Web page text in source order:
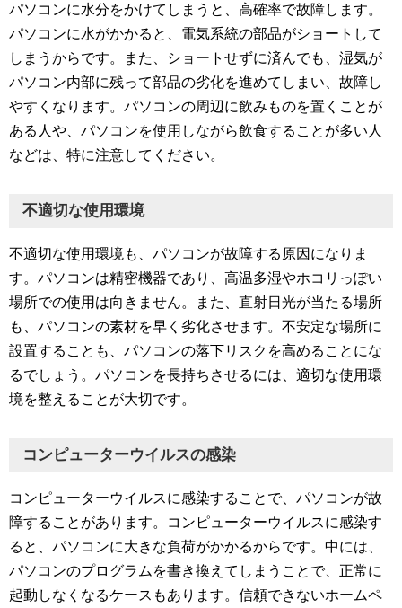
パソコンに水分をかけてしまうと、高確率で故障します。
パソコンに水がかかると、電気系統の部品がショートして
しまうからです。また、ショートせずに済んでも、湿気が
パソコン内部に残って部品の劣化を進めてしまい、故障し
やすくなります。パソコンの周辺に飲みものを置くことが
ある人や、パソコンを使用しながら飲食することが多い人
などは、特に注意してください。
不適切な使用環境
不適切な使用環境も、パソコンが故障する原因になりま
す。パソコンは精密機器であり、高温多湿やホコリっぽい
場所での使用は向きません。また、直射日光が当たる場所
も、パソコンの素材を早く劣化させます。不安定な場所に
設置することも、パソコンの落下リスクを高めることにな
るでしょう。パソコンを長持ちさせるには、適切な使用環
境を整えることが大切です。
コンピューターウイルスの感染
コンピューターウイルスに感染することで、パソコンが故
障することがあります。コンピューターウイルスに感染す
ると、パソコンに大きな負荷がかかるからです。中には、
パソコンのプログラムを書き換えてしまうことで、正常に
起動しなくなるケースもあります。信頼できないホームペ